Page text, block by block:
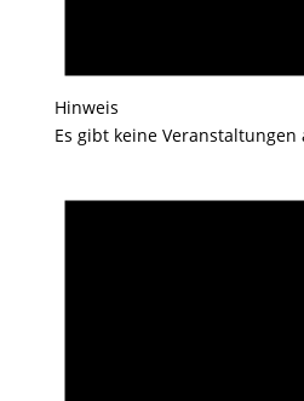
Hinweis
Es gibt keine Veranstaltungen